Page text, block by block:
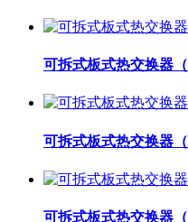
可拆式板式热交换器
可拆式板式热交换器
可拆式板式热交换器